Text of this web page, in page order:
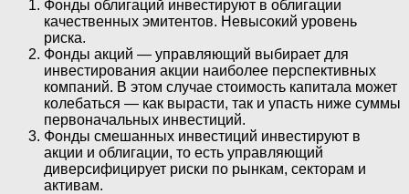
Фонды облигаций инвестируют в облигации
качественных эмитентов. Невысокий уровень
риска.
Фонды акций — управляющий выбирает для
инвестирования акции наиболее перспективных
компаний. В этом случае стоимость капитала может
колебаться — как вырасти, так и упасть ниже суммы
первоначальных инвестиций.
Фонды смешанных инвестиций инвестируют в
акции и облигации, то есть управляющий
диверсифицирует риски по рынкам, секторам и
активам.